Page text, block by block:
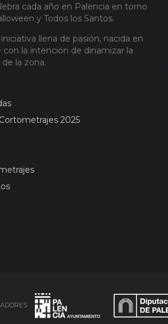
cada año en Palencia en torno
y Todos los Santos.
llena de pasión, nacida en
con la intención de dinamizar la
la zona.
2025